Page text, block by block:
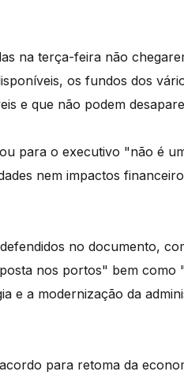
na terça-feira não
os fundos dos
e que não podem
para o executivo "não é
nem impactos
no documento,
nos portos" bem como
e a modernização da
para retoma da